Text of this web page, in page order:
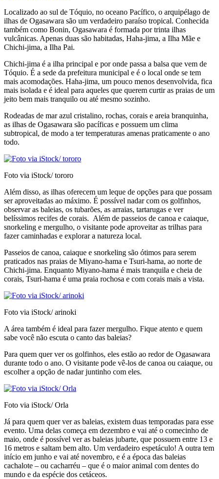
Localizado ao sul de Tóquio, no oceano Pacífico, o arquipélago de
ilhas de Ogasawara são um verdadeiro paraíso tropical. Conhecida
também como Bonin, Ogasawara é formada por trinta ilhas
vulcânicas. Apenas duas são habitadas, Haha-jima, a Ilha Mãe e
Chichi-jima, a Ilha Pai.
Chichi-jima é a ilha principal e por onde passa a balsa que vem de
Tóquio. É a sede da prefeitura municipal e é o local onde se tem
mais acomodações. Haha-jima, um pouco menos desenvolvida, fica
mais isolada e é ideal para aqueles que querem curtir as praias de um
jeito bem mais tranquilo ou até mesmo sozinho.
Rodeadas de mar azul cristalino, rochas, corais e areia branquinha,
as ilhas de Ogasawara são pacíficas e possuem um clima
subtropical, de modo a ter temperaturas amenas praticamente o ano
todo.
Foto via iStock/ tororo
Além disso, as ilhas oferecem um leque de opções para que possam
ser aproveitadas ao máximo. É possível nadar com os golfinhos,
observar as baleias, os tubarões, as arraias, tartarugas e ver
belíssimos recifes de corais. Além de passeios de canoa e caiaque,
snorkeling e mergulho, o visitante pode aproveitar as trilhas para
fazer caminhadas e explorar a natureza local.
Passeios de canoa, caiaque e snorkeling são ótimos para serem
praticados nas praias de Miyano-hama e Tsuri-hama, ao norte de
Chichi-jima. Enquanto Miyano-hama é mais tranquila e cheia de
corais, Tsuri-hama é uma praia rochosa e com corais mais a vista.
Foto via iStock/ arinoki
A área também é ideal para fazer mergulho. Fique atento e quem
sabe você não escuta o canto das baleias?
Para quem quer ver os golfinhos, eles estão ao redor de Ogasawara
durante todo o ano. O visitante pode vê-los de canoa ou caiaque, ou
escolher a opção de nadar juntinho com eles.
Foto via iStock/ Orla
Já para quem quer ver as baleias, existem duas temporadas para esse
evento. Uma delas começa em dezembro e vai até o comecinho de
maio, onde é possível ver as baleias jubarte, que possuem entre 13 e
16 metros e saltam bem alto. Um verdadeiro espetáculo! A outra tem
início em junho e vai até novembro, e é a época das baleias
cachalote – ou cacharréu – que é o maior animal com dentes do
mundo e da espécie dos cetáceos.